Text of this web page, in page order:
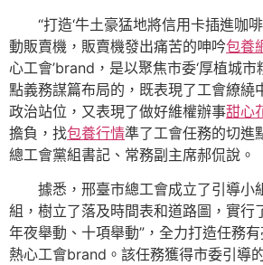
“打造‘牛土豪猛地將信用卡插進咖
動販賣機，販賣機發出痛苦的呻吟包養
心工會’brand，是以聚焦市委‘厚植城市
點義務謀篇布局的，既表現了工會繚繞
政治站位，又表現了做好維權辦事甜心
擔負，找包養行情準了工會任務的切進
總工會黨組書記、常務副主席郝侃說。
據悉，邢臺市總工會成立了引導小
組，樹立了落及時間表和道路圖，實行
年夜舉動、十項舉動”，全力打造任務
熱心工會brand。該任務獲得市委引導